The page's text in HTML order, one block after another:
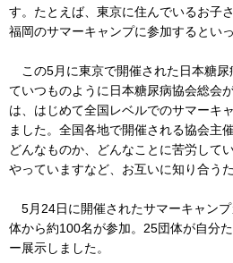
す。たとえば、東京に住んでいるお子
福岡のサマーキャンプに参加するとい
この5月に東京で開催された日本糖
ていつものように日本糖尿病協会総会
は、はじめて全国レベルでのサマーキ
ました。全国各地で開催される協会主
どんなものか、どんなことに苦労して
やっていますなど、お互いに知り合うた
5月24日に開催されたサマーキャン
体から約100名が参加。25団体が自分
ー展示しました。